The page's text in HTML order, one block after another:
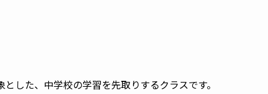
した、中学校の学習を先取りするクラスです。